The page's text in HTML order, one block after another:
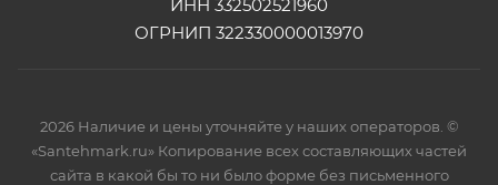
ИНН 332502521960
ОГРНИП 322330000013970
2026 Наличие и цены уточняйте у наших операторов. ©
«Santehmark.ru» Копирование всех составляющих частей
сайта в какой бы то ни было форме без письменного